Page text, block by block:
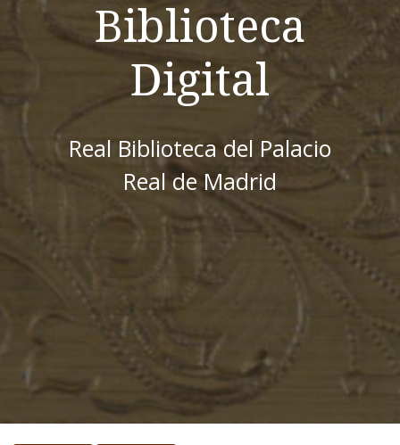
Biblioteca
Digital
Real Biblioteca del Palacio
Real de Madrid